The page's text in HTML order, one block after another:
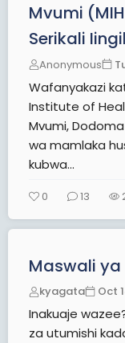
Mvumi
Serikali
Anonymous
Wafanyakazi
Institute of
Mvumi,
wa mamlaka
kubwa...
0 13
Maswali ya
kyagata Oct
Inakuaje
za utumishi